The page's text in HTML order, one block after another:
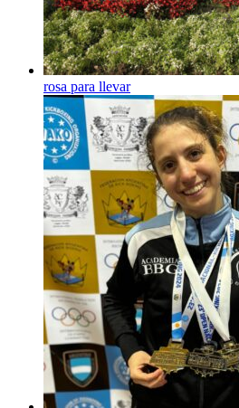
rosa para llevar